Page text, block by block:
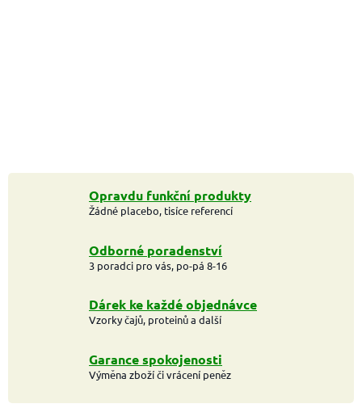
Opravdu funkční produkty
Žádné placebo, tisíce referencí
Odborné poradenství
3 poradci pro vás, po-pá 8-16
Dárek ke každé objednávce
Vzorky čajů, proteinů a další
Garance spokojenosti
Výměna zboží či vrácení peněz